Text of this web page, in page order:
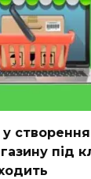
створення
під